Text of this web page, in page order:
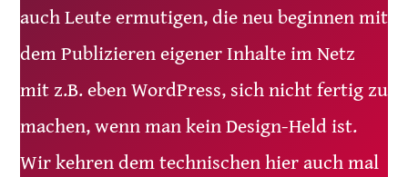
auch Leute ermutigen, die neu beginnen mit
dem Publizieren eigener Inhalte im Netz
mit z.B. eben WordPress, sich nicht fertig zu
machen, wenn man kein Design-Held ist.
Wir kehren dem technischen hier auch mal